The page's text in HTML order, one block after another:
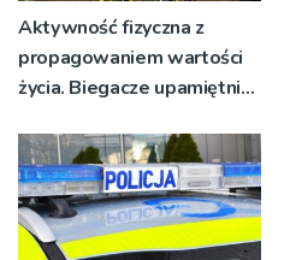
Aktywność fizyczna z
propagowaniem wartości
życia. Biegacze upamiętnili